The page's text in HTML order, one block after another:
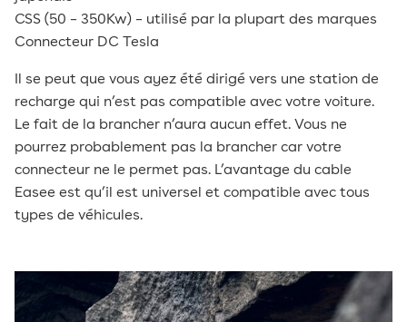
CSS (50 – 350Kw) – utilisé par la plupart des marques
Connecteur DC Tesla
Il se peut que vous ayez été dirigé vers une station de
recharge qui n’est pas compatible avec votre voiture.
Le fait de la brancher n’aura aucun effet. Vous ne
pourrez probablement pas la brancher car votre
connecteur ne le permet pas. L’avantage du cable
Easee est qu’il est universel et compatible avec tous
types de véhicules.